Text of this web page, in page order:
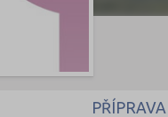
PŘÍPRAVA